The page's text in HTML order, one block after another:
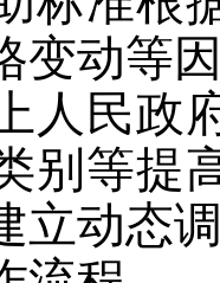
变动等
民政府
别等提
立动态